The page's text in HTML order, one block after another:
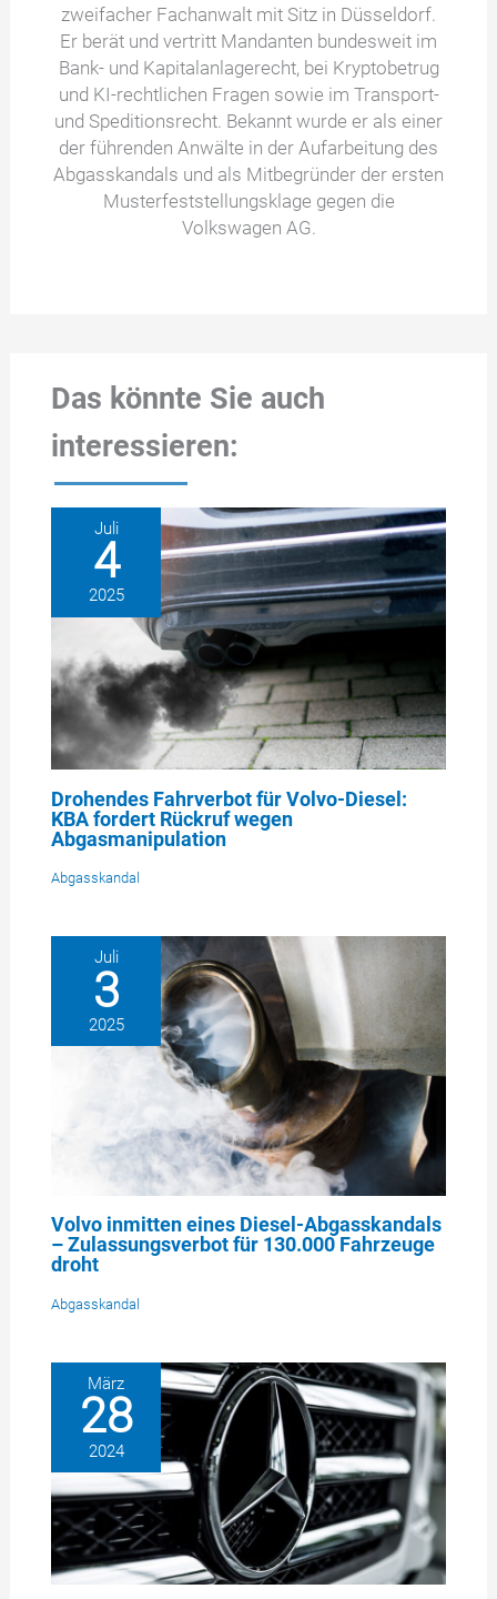
zweifacher Fachanwalt mit Sitz in Düsseldorf.
Er berät und vertritt Mandanten bundesweit im
Bank- und Kapitalanlagerecht, bei Kryptobetrug
und KI-rechtlichen Fragen sowie im Transport-
und Speditionsrecht. Bekannt wurde er als einer
der führenden Anwälte in der Aufarbeitung des
Abgasskandals und als Mitbegründer der ersten
Musterfeststellungsklage gegen die
Volkswagen AG.
Das könnte Sie auch
interessieren:
Juli
4
2025
Drohendes Fahrverbot für Volvo-Diesel:
KBA fordert Rückruf wegen
Abgasmanipulation
Abgasskandal
Juli
3
2025
Volvo inmitten eines Diesel-Abgasskandals
– Zulassungsverbot für 130.000 Fahrzeuge
droht
Abgasskandal
März
28
2024